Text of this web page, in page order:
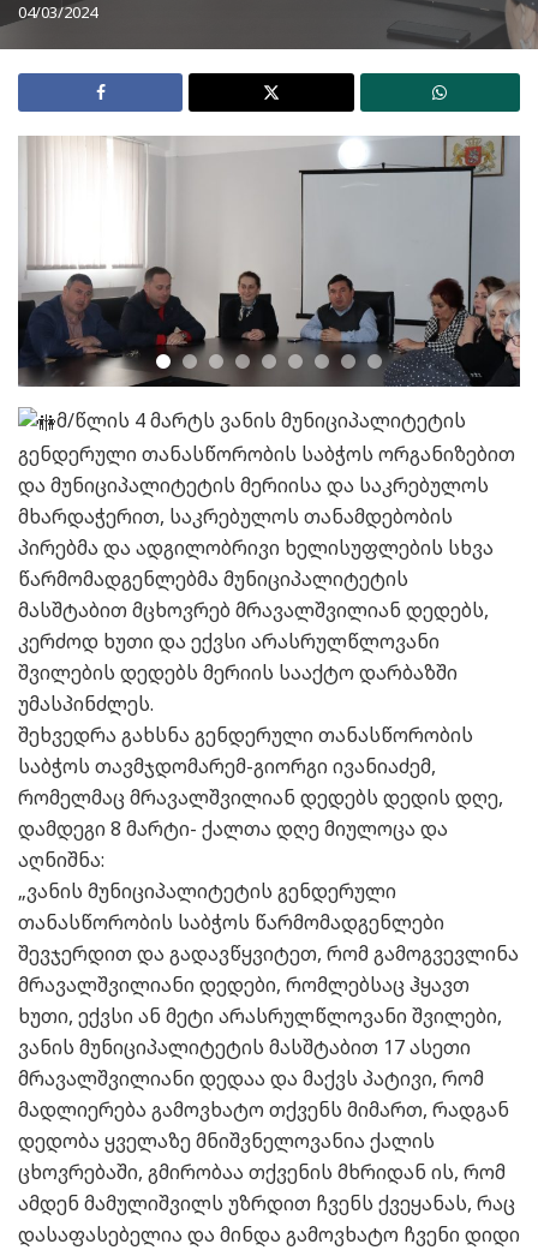
04/03/2024
მ/წლის 4 მარტს ვანის მუნიციპალიტეტის
გენდერული თანასწორობის საბჭოს ორგანიზებით
და მუნიციპალიტეტის მერიისა და საკრებულოს
მხარდაჭერით, საკრებულოს თანამდებობის
პირებმა და ადგილობრივი ხელისუფლების სხვა
წარმომადგენლებმა მუნიციპალიტეტის
მასშტაბით მცხოვრებ მრავალშვილიან დედებს,
კერძოდ ხუთი და ექვსი არასრულწლოვანი
შვილების დედებს მერიის სააქტო დარბაზში
უმასპინძლეს.
შეხვედრა გახსნა გენდერული თანასწორობის
საბჭოს თავმჯდომარემ-გიორგი ივანიაძემ,
რომელმაც მრავალშვილიან დედებს დედის დღე,
დამდეგი 8 მარტი- ქალთა დღე მიულოცა და
აღნიშნა:
„ვანის მუნიციპალიტეტის გენდერული
თანასწორობის საბჭოს წარმომადგენლები
შევჯერდით და გადავწყვიტეთ, რომ გამოგვევლინა
მრავალშვილიანი დედები, რომლებსაც ჰყავთ
ხუთი, ექვსი ან მეტი არასრულწლოვანი შვილები,
ვანის მუნიციპალიტეტის მასშტაბით 17 ასეთი
მრავალშვილიანი დედაა და მაქვს პატივი, რომ
მადლიერება გამოვხატო თქვენს მიმართ, რადგან
დედობა ყველაზე მნიშვნელოვანია ქალის
ცხოვრებაში, გმირობაა თქვენის მხრიდან ის, რომ
ამდენ მამულიშვილს უზრდით ჩვენს ქვეყანას, რაც
დასაფასებელია და მინდა გამოვხატო ჩვენი დიდი